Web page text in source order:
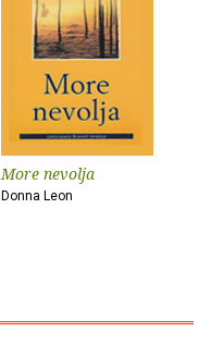
More nevolja
Donna Leon